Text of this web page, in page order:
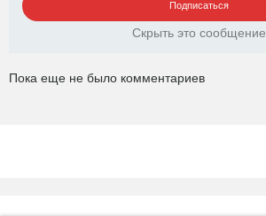
Скрыть это сообщение
Пока еще не было комментариев